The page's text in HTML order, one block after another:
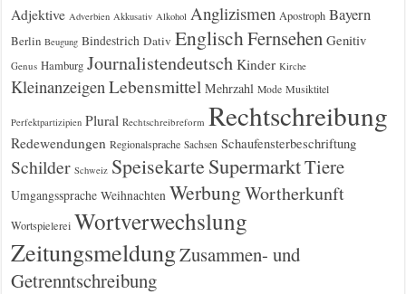
Adjektive Adverbien Akkusativ Alkohol Anglizismen Apostroph Bayern
Berlin Beugung Bindestrich Dativ EnglischFernsehen Genitiv
Genus Hamburg Journalistendeutsch Kinder Kirche
Kleinanzeigen Lebensmittel Mehrzahl Mode Musiktitel
Perfektpartizipien Plural Rechtschreibreform Rechtschreibung
Redewendungen Regionalsprache Sachsen Schaufensterbeschriftung
Schilder Schweiz Speisekarte SupermarktTiere
Umgangssprache Weihnachten WerbungWortherkunft
Wortspielerei Wortverwechslung
ZeitungsmeldungZusammen- und
Getrenntschreibung